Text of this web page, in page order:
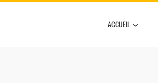
ACCUEIL